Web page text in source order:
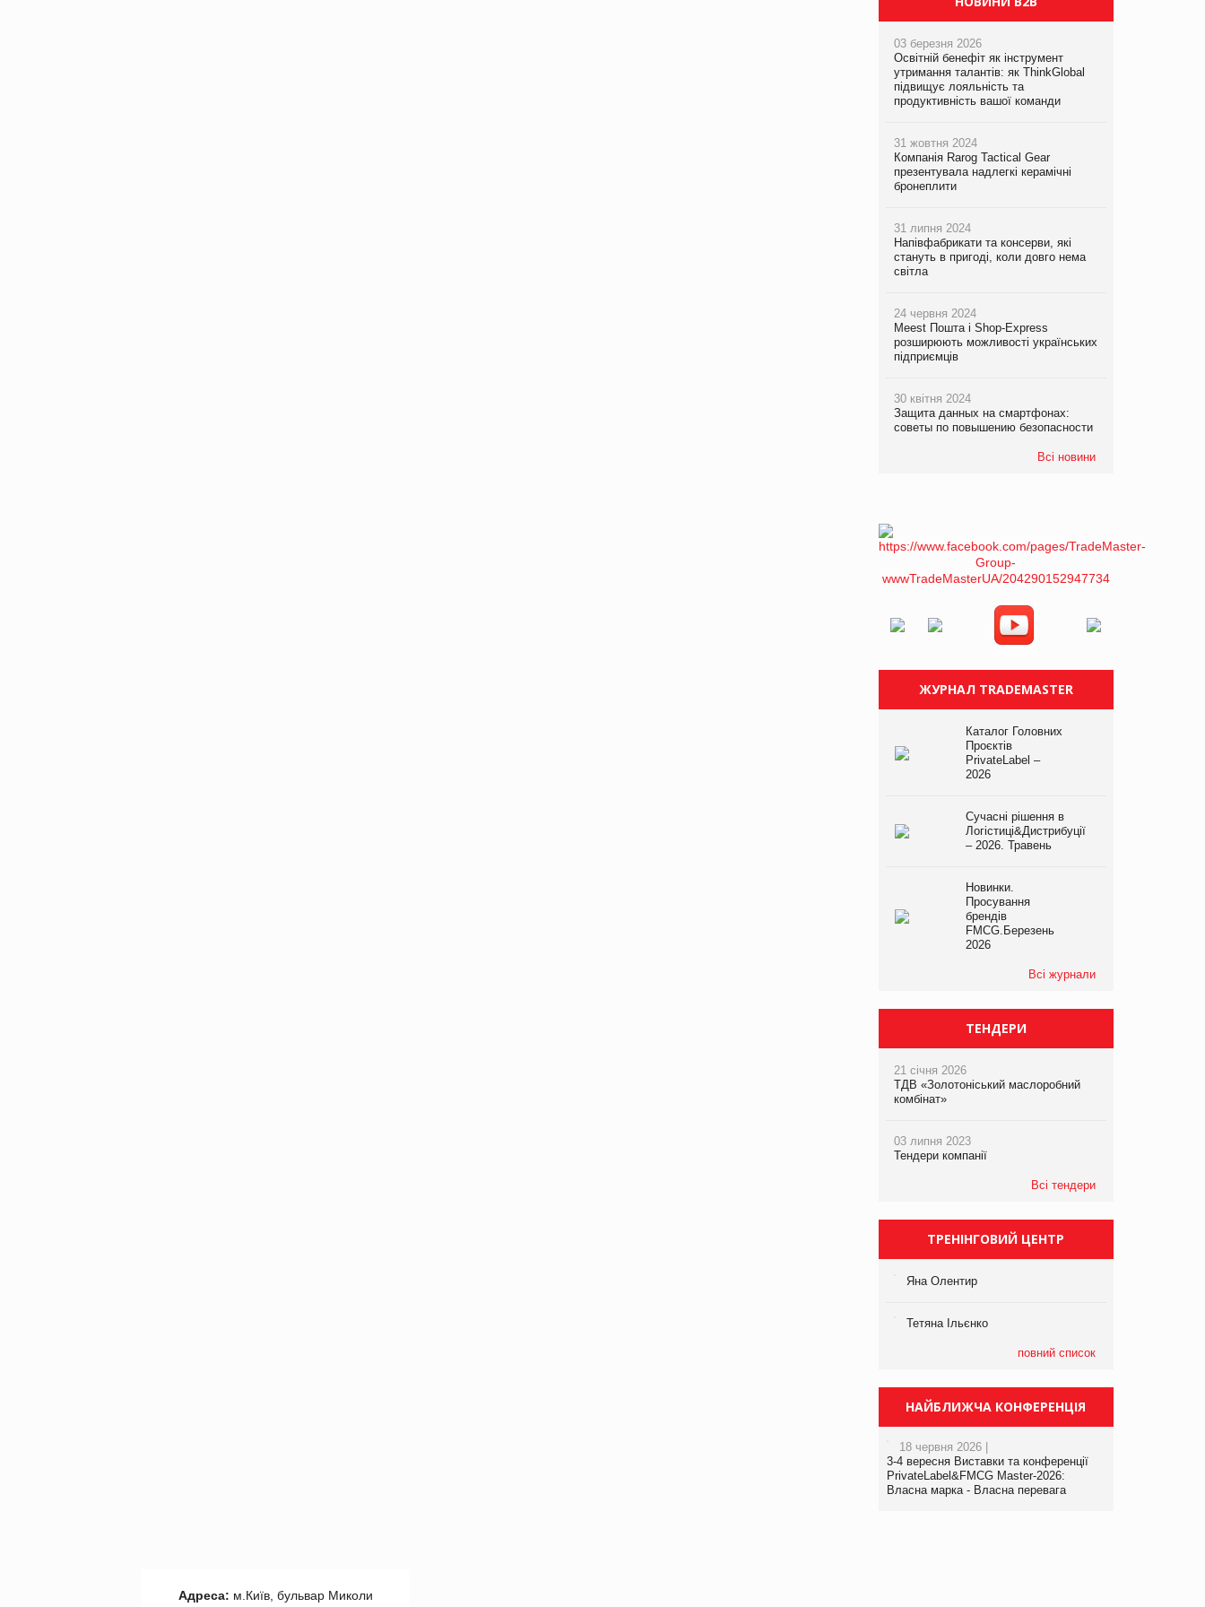
03 березня 2026
Освітній бенефіт як інструмент
утримання талантів: як ThinkGlobal
підвищує лояльність та
продуктивність вашої команди
31 жовтня 2024
Компанія Rarog Tactical Gear
презентувала надлегкі керамічні
бронеплити
31 липня 2024
Напівфабрикати та консерви, які
стануть в пригоді, коли довго нема
світла
24 червня 2024
Meest Пошта і Shop-Express
розширюють можливості українських
підприємців
30 квітня 2024
Защита данных на смартфонах:
советы по повышению безопасности
Всі новини
ЖУРНАЛ TRADEMASTER
Каталог Головних
Проєктів
PrivateLabel –
2026
Сучасні рішення в
Логістиці&Дистрибуції
– 2026. Травень
Новинки.
Просування
брендів
FMCG.Березень
2026
Всі журнали
ТЕНДЕРИ
21 січня 2026
ТДВ «Золотоніський маслоробний
комбінат»
03 липня 2023
Тендери компанії
Всі тендери
ТРЕНІНГОВИЙ ЦЕНТР
Яна Олентир
Тетяна Ільєнко
повний список
НАЙБЛИЖЧА КОНФЕРЕНЦІЯ
18 червня 2026 |
3-4 вересня Виставки та конференції
PrivateLabel&FMCG Master-2026:
Власна марка - Власна перевага
Адреса: м.Київ, бульвар Миколи